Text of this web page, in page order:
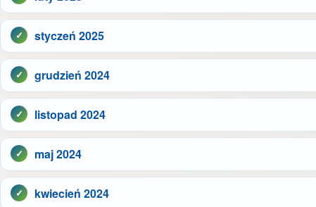
styczeń 2025
grudzień 2024
listopad 2024
maj 2024
kwiecień 2024